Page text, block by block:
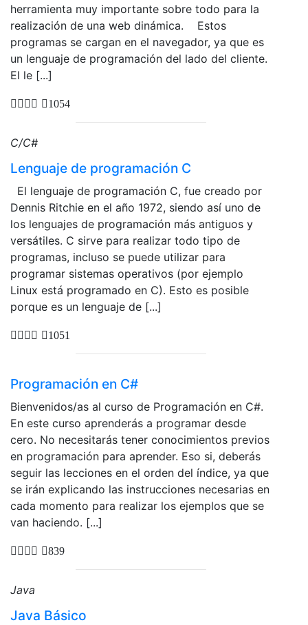
herramienta muy importante sobre todo para la
realización de una web dinámica. Estos
programas se cargan en el navegador, ya que es
un lenguaje de programación del lado del cliente.
El le [...]
1054
C/C#
Lenguaje de programación C
El lenguaje de programación C, fue creado por
Dennis Ritchie en el año 1972, siendo así uno de
los lenguajes de programación más antiguos y
versátiles. C sirve para realizar todo tipo de
programas, incluso se puede utilizar para
programar sistemas operativos (por ejemplo
Linux está programado en C). Esto es posible
porque es un lenguaje de [...]
1051
Programación en C#
Bienvenidos/as al curso de Programación en C#.
En este curso aprenderás a programar desde
cero. No necesitarás tener conocimientos previos
en programación para aprender. Eso si, deberás
seguir las lecciones en el orden del índice, ya que
se irán explicando las instrucciones necesarias en
cada momento para realizar los ejemplos que se
van haciendo. [...]
839
Java
Java Básico